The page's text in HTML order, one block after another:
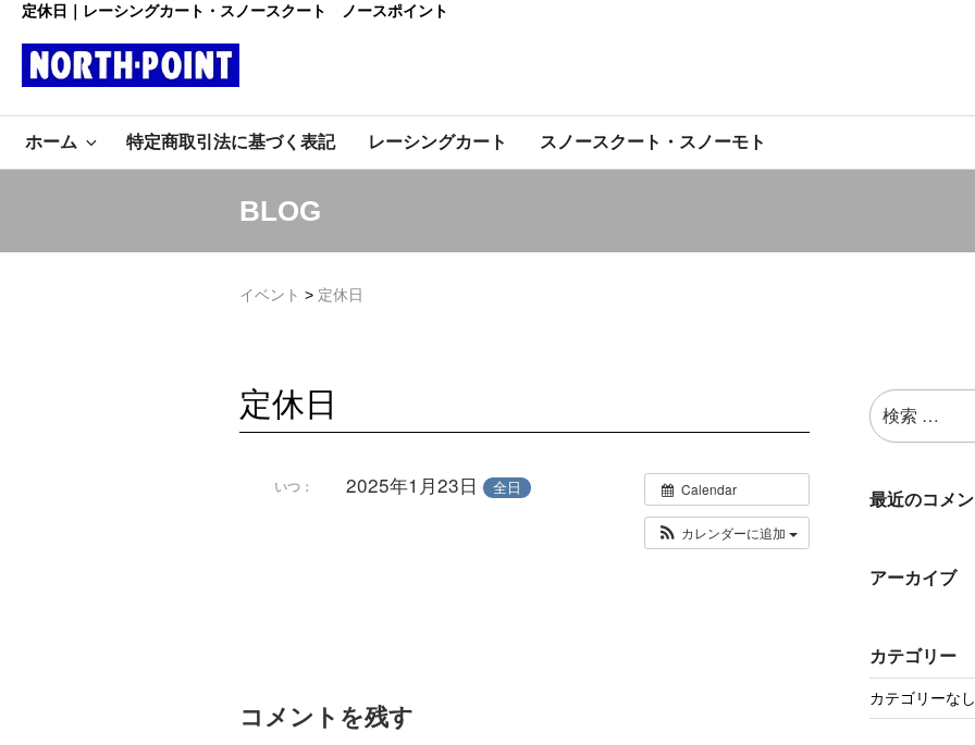
定休日｜レーシングカート・スノースクート ノースポイント
レーシング
カート・スノ
ースクート
ノースポイ
ト・カートショップ
ホーム 特定商取引法に基づく表記 レーシングカート スノースクート・スノーモト
BLOG
イベント > 定休日
定休日
Calendar
カレンダーに追加
いつ： 2025年1月23日 全日
コメントを残す
検
索:
最近のコメン
アーカイブ
カテゴリー
カテゴリーなし